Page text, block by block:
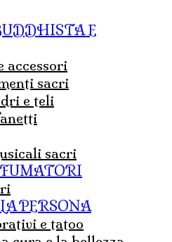
accessori
sacri
e teli
sacri
FUMATORI
PERSONA
e tatoo